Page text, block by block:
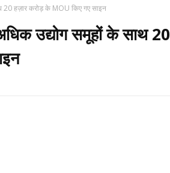
20 हज़ार करोड़ के MOU किए गए साइन
उद्योग समूहों के साथ 20